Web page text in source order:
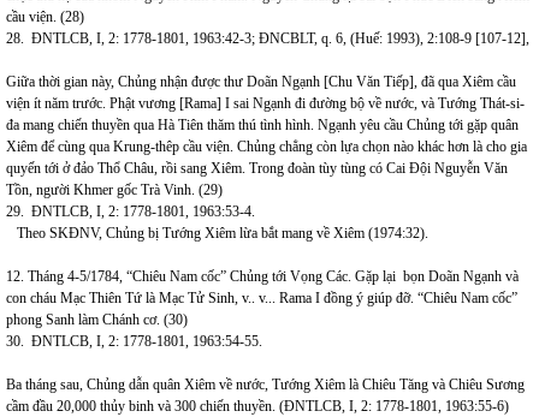
cầu viện. (28)
28. ĐNTLCB, I, 2: 1778-1801, 1963:42-3; ĐNCBLT, q. 6, (Huế: 1993), 2:108-9 [107-12],
Giữa thời gian này, Chủng nhận được thư Doãn Ngạnh [Chu Văn Tiếp], đã qua Xiêm cầu
viện ít năm trước. Phật vương [Rama] I sai Ngạnh đi đường bộ về nước, và Tướng Thát-si-
đa mang chiến thuyền qua Hà Tiên thăm thú tình hình. Ngạnh yêu cầu Chủng tới gặp quân
Xiêm để cùng qua Krung-thêp cầu viện. Chủng chẳng còn lựa chọn nào khác hơn là cho gia
quyến tới ở đảo Thổ Châu, rồi sang Xiêm. Trong đoàn tùy tùng có Cai Đội Nguyễn Văn
Tồn, người Khmer gốc Trà Vinh. (29)
29. ĐNTLCB, I, 2: 1778-1801, 1963:53-4.
Theo SKĐNV, Chủng bị Tướng Xiêm lừa bắt mang về Xiêm (1974:32).
12. Tháng 4-5/1784, “Chiêu Nam cốc” Chủng tới Vọng Các. Gặp lại bọn Doãn Ngạnh và
con cháu Mạc Thiên Tứ là Mạc Tử Sinh, v.. v... Rama I đồng ý giúp đỡ. “Chiêu Nam cốc”
phong Sanh làm Chánh cơ. (30)
30. ĐNTLCB, I, 2: 1778-1801, 1963:54-55.
Ba tháng sau, Chủng dẫn quân Xiêm về nước, Tướng Xiêm là Chiêu Tăng và Chiêu Sương
cầm đầu 20,000 thủy binh và 300 chiến thuyền. (ĐNTLCB, I, 2: 1778-1801, 1963:55-6)